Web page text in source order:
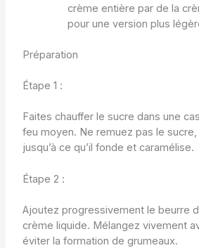
crème entière par de la
pour une version plus
Préparation
Étape 1 :
Faites chauffer le sucre dans une
feu moyen. Ne remuez pas le
jusqu’à ce qu’il fonde et caramélise.
Étape 2 :
Ajoutez progressivement le beurre
crème liquide. Mélangez vivement
éviter la formation de grumeaux.